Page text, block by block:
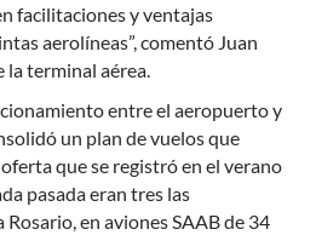
facilitaciones y ventajas
aerolíneas”, comentó Juan
la terminal aérea.
entre el aeropuerto y
un plan de vuelos que
que se registró en el verano
pasada eran tres las
Rosario, en aviones SAAB de 34